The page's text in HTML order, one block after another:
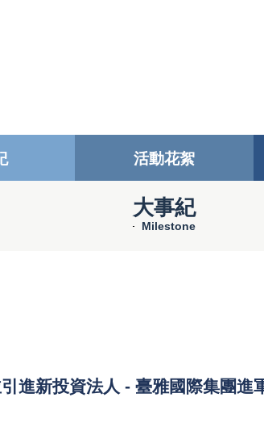
活動花絮
大事紀
Milestone
進新投資法人 - 臺雅國際集團進